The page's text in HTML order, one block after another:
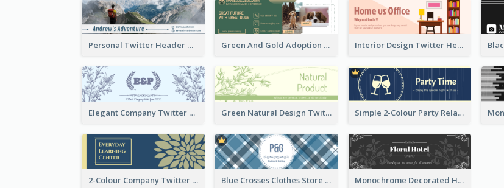
Personal Twitter Header Of Hiker Green And Gold Adoption Promotion Header Design Interior Design Twitter Header In Warm Colour Tone
Elegant Company Twitter Header In Blue Colour Tone Green Natural Design Twitter Header Simple 2-Colour Party Related Twitter Header
2-Colour Company Twitter Header Blue Crosses Clothes Store Twitter Header Monochrome Decorated Hotel Twitter Header